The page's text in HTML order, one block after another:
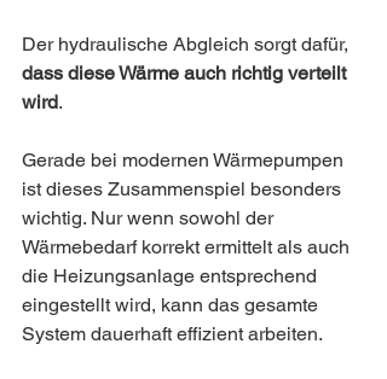
Der hydraulische Abgleich sorgt dafür,
dass diese Wärme auch richtig verteilt
wird.
Gerade bei modernen Wärmepumpen
ist dieses Zusammenspiel besonders
wichtig. Nur wenn sowohl der
Wärmebedarf korrekt ermittelt als auch
die Heizungsanlage entsprechend
eingestellt wird, kann das gesamte
System dauerhaft effizient arbeiten.